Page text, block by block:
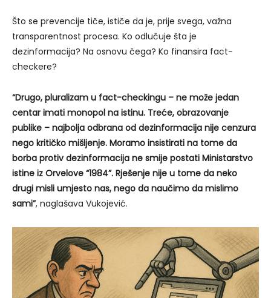
Što se prevencije tiče, ističe da je, prije svega, važna
transparentnost procesa. Ko odlučuje šta je
dezinformacija? Na osnovu čega? Ko finansira fact-
checkere?
“Drugo, pluralizam u fact-checkingu – ne može jedan
centar imati monopol na istinu. Treće, obrazovanje
publike – najbolja odbrana od dezinformacija nije cenzura
nego kritičko mišljenje. Moramo insistirati na tome da
borba protiv dezinformacija ne smije postati Ministarstvo
istine iz Orvelove “1984”. Rješenje nije u tome da neko
drugi misli umjesto nas, nego da naučimo da mislimo
sami”, naglašava Vukojević.